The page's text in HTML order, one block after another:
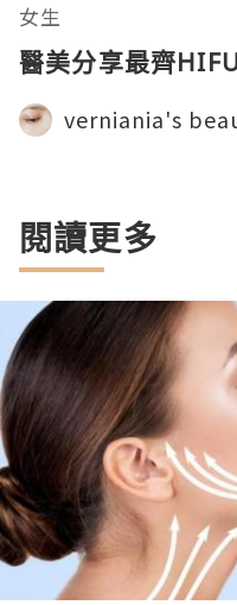
女生
醫美分享最齊
verniania's
閱讀更多